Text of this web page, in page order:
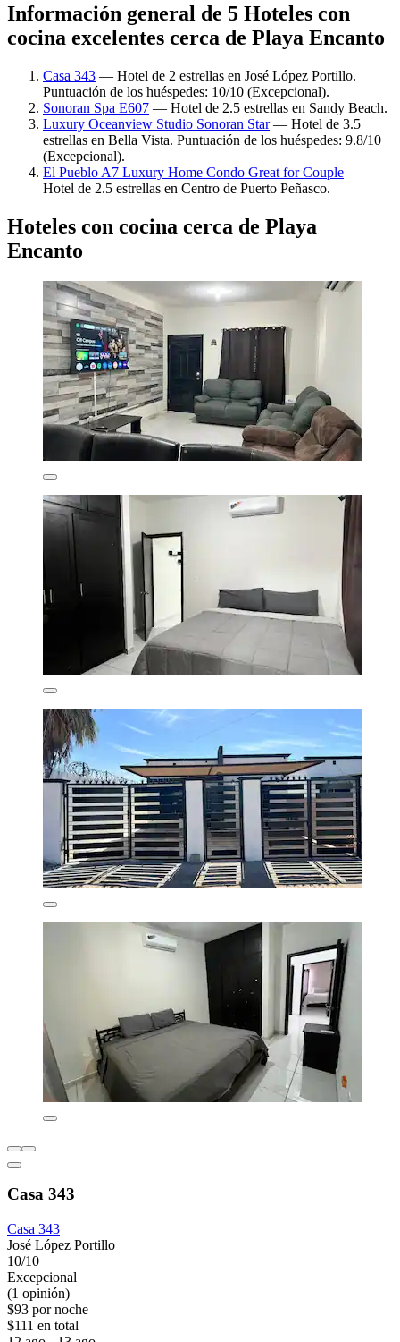
Información general de 5 Hoteles con
cocina excelentes cerca de Playa Encanto
Casa 343 — Hotel de 2 estrellas en José López Portillo.
Puntuación de los huéspedes: 10/10 (Excepcional).
Sonoran Spa E607 — Hotel de 2.5 estrellas en Sandy Beach.
Luxury Oceanview Studio Sonoran Star— Hotel de 3.5
estrellas en Bella Vista. Puntuación de los huéspedes: 9.8/10
(Excepcional).
El Pueblo A7 Luxury Home Condo Great for Couple —
Hotel de 2.5 estrellas en Centro de Puerto Peñasco.
Hoteles con cocina cerca de Playa
Encanto
Casa 343
Casa 343
José López Portillo
10/10
Excepcional
(1 opinión)
$93 por noche
$111 en total